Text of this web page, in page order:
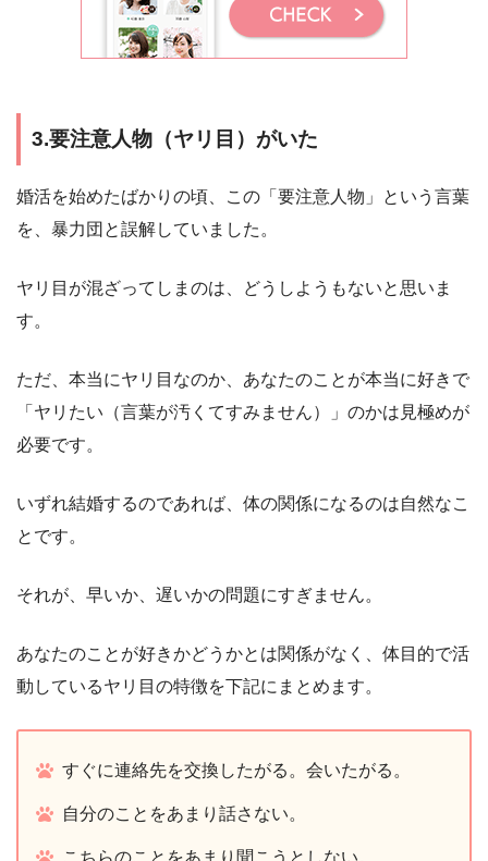
3.要注意人物（ヤリ目）がいた
婚活を始めたばかりの頃、この「要注意人物」という言葉
を、暴力団と誤解していました。
ヤリ目が混ざってしまのは、どうしようもないと思いま
す。
ただ、本当にヤリ目なのか、あなたのことが本当に好きで
「ヤリたい（言葉が汚くてすみません）」のかは見極めが
必要です。
いずれ結婚するのであれば、体の関係になるのは自然なこ
とです。
それが、早いか、遅いかの問題にすぎません。
あなたのことが好きかどうかとは関係がなく、体目的で活
動しているヤリ目の特徴を下記にまとめます。
すぐに連絡先を交換したがる。会いたがる。
自分のことをあまり話さない。
こちらのことをあまり聞こうとしない。